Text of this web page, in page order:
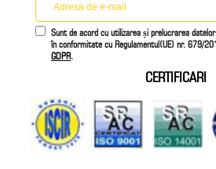
Sunt de acord cu utilizarea și prelucrarea
în conformitate cu Regulamentul(UE) nr. 679/
GDPR.
CERTIFICARI